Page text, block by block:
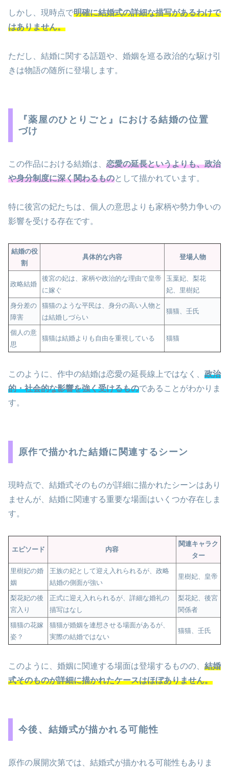
しかし、現時点で明確に結婚式の詳細な描写があるわけで
はありません。
ただし、結婚に関する話題や、婚姻を巡る政治的な駆け引
きは物語の随所に登場します。
『薬屋のひとりごと』における結婚の位置
づけ
この作品における結婚は、 恋愛の延長というよりも、政治
や身分制度に深く関わるものとして描かれています。
特に後宮の妃たちは、個人の意思よりも家柄や勢力争いの
影響を受ける存在です。
結婚の役
割
具体的な内容 登場人物
政略結婚
後宮の妃は、家柄や政治的な理由で皇帝
に嫁ぐ
玉葉妃、梨花
妃、里樹妃
身分差の
障害
猫猫のような平民は、身分の高い人物と
は結婚しづらい
猫猫、壬氏
個人の意
思
猫猫は結婚よりも自由を重視している 猫猫
このように、作中の結婚は恋愛の延長線上ではなく、 政治
的・社会的な影響を強く受けるものであることがわかりま
す。
原作で描かれた結婚に関連するシーン
現時点で、結婚式そのものが詳細に描かれたシーンはあり
ませんが、結婚に関連する重要な場面はいくつか存在しま
す。
エピソード 内容
関連キャラク
ター
里樹妃の婚
姻
王族の妃として迎え入れられるが、政略
結婚の側面が強い
里樹妃、皇帝
梨花妃の後
宮入り
正式に迎え入れられるが、詳細な婚礼の
描写はなし
梨花妃、後宮
関係者
猫猫の花嫁
姿？
猫猫が婚姻を連想させる場面があるが、
実際の結婚ではない
猫猫、壬氏
このように、婚姻に関連する場面は登場するものの、 結婚
式そのものが詳細に描かれたケースはほぼありません。
今後、結婚式が描かれる可能性
原作の展開次第では、結婚式が描かれる可能性もありま